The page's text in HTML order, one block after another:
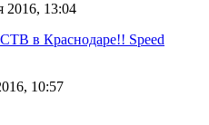
2016, 13:04
в Краснодаре!! Speed
10:57